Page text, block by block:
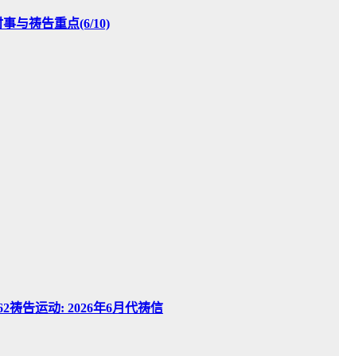
与祷告重点(6/10)
祷告运动: 2026年6月代祷信